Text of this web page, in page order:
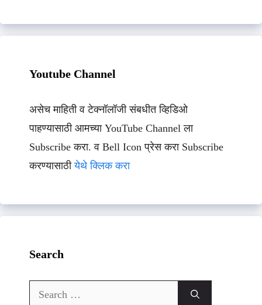
Youtube Channel
असेच माहिती व टेक्नॉलॉजी संबधीत व्हिडिओ
पाहण्यासाठी आमच्या YouTube Channel ला
Subscribe करा. व Bell Icon प्रेस करा Subscribe
करण्यासाठीयेथे क्लिक करा
Search
Search